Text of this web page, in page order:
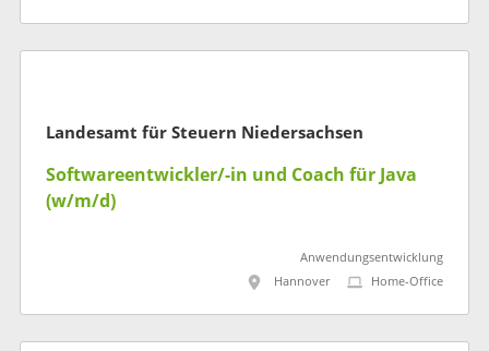
Landesamt für Steuern Niedersachsen
Softwareentwickler/-in und Coach für Java
(w/m/d)
Anwendungsentwicklung
Hannover
Home-Office